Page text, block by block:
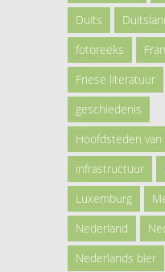
Duits
fotoreeks
Friese literatuur
geschiedenis
Hoofdsteden van
infrastructuur
Luxemburg
Nederland
Nederlands bier